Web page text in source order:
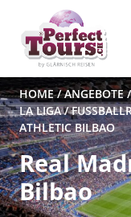
HOME/ANGEBOTE
LA LIGA/
ATHLETIC BILBAO
Real
Bilbao